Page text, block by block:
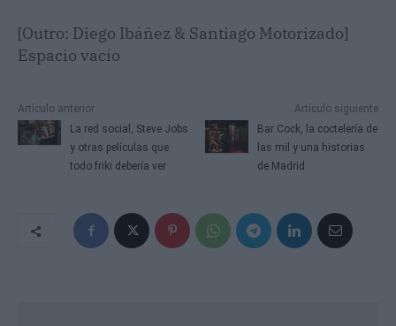
[Outro: Diego Ibáñez & Santiago Motorizado]
Espacio vacío
Artículo anterior
La red social, Steve Jobs
y otras películas que
todo friki debería ver
Artículo siguiente
Bar Cock, la coctelería de
las mil y una historias
de Madrid